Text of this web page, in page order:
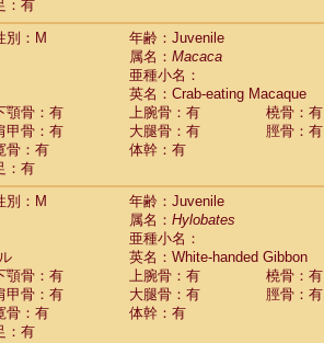
hybrid(0)
concolor(0)
syndactylus(0)
(0)
gorilla beringei(0)
gorilla gorilla(0)
(0)
melanura
lowii
minor
：有
別：M
年齢：Juvenile
属名： Macaca
亜種小名：
英名：Crab-eating Macaque
顎骨：有 上腕骨：有
橈骨：有
甲骨：有 大腿骨：有
脛骨：有
骨：有
体幹：有
：有
別：M
年齢：Juvenile
属名： Hylobates
亜種小名：
英名：White-handed Gibbon
顎骨：有 上腕骨：有
橈骨：有
甲骨：有 大腿骨：有
脛骨：有
骨：有
体幹：有
：有